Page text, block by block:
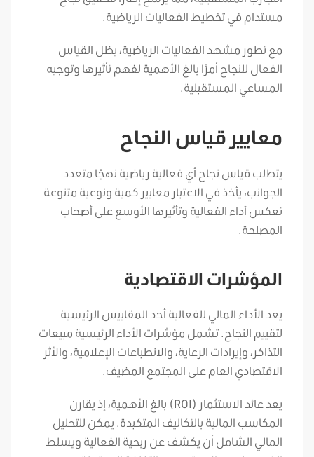
مستدام في تخطيط الفعاليات الرياضية.
مع تطور مشهد الفعاليات الرياضية، يظل القياس
الفعال للنجاح أمرًا بالغ الأهمية لفهم تأثيرها وتوجيه
المساعي المستقبلية.
معايير قياس النجاح
يتطلب قياس نجاح أي فعالية رياضية نهجًا متعدد
الجوانب، يأخذ في الاعتبار معايير كمية ونوعية متنوعة
تعكس أداء الفعالية وتأثيرها الأوسع على أصحاب
المصلحة.
المؤشرات الاقتصادية
يعد الأداء المالي للفعالية أحد المقاييس الرئيسية
لتقييم النجاح. تشمل مؤشرات الأداء الرئيسية مبيعات
التذاكر، وإيرادات الرعاية، والانطباعات الإعلامية، والأثر
الاقتصادي العام على المجتمع المضيف.
يعد عائد الاستثمار (ROI) بالغ الأهمية، إذ يقارن
المكاسب المالية بالتكاليف المتكبدة. يمكن للتحليل
المالي الشامل أن يكشف عن ربحية الفعالية ويسلط